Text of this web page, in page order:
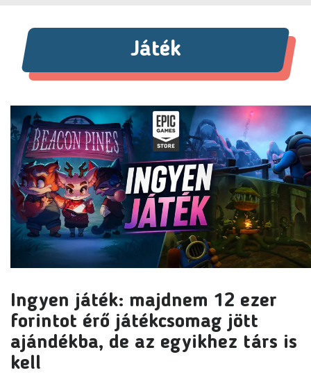
Játék
Ingyen játék: majdnem 12 ezer
forintot érő játékcsomag jött
ajándékba, de az egyikhez társ is
kell